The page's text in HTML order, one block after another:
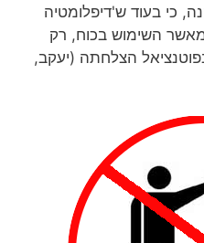
כי בעוד ש'דיפלומטיה
מאשר השימוש בכוח, רק
הצלחתה (יעקב,